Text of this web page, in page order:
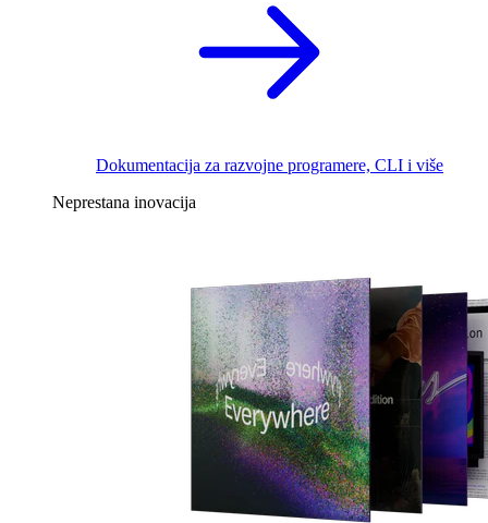
Dokumentacija za razvojne programere, CLI i više
Neprestana inovacija